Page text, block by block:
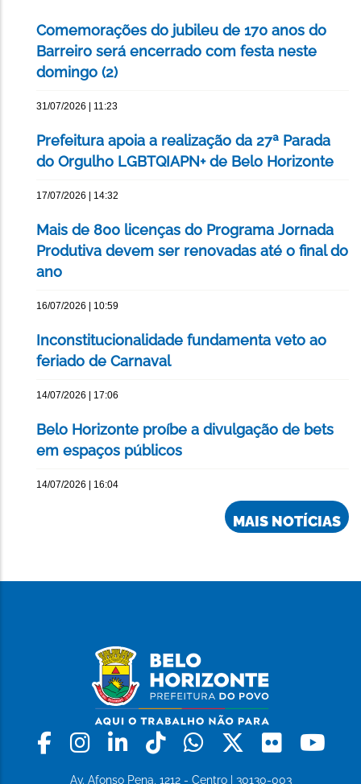
Comemorações do jubileu de 170 anos do
Barreiro será encerrado com festa neste
domingo (2)
31/07/2026 | 11:23
Prefeitura apoia a realização da 27ª Parada
do Orgulho LGBTQIAPN+ de Belo Horizonte
17/07/2026 | 14:32
Mais de 800 licenças do Programa Jornada
Produtiva devem ser renovadas até o final do
ano
16/07/2026 | 10:59
Inconstitucionalidade fundamenta veto ao
feriado de Carnaval
14/07/2026 | 17:06
Belo Horizonte proíbe a divulgação de bets
em espaços públicos
14/07/2026 | 16:04
MAIS NOTÍCIAS
Facebook
Instagram
LinkedinTiktokWhatsapp
X Flickr
Av. Afonso Pena, 1212 - Centro | 30130-003